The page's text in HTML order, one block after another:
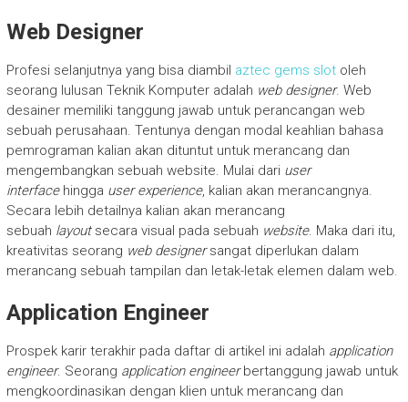
Web Designer
Profesi selanjutnya yang bisa diambil aztec gems slotoleh
seorang lulusan Teknik Komputer adalah web designer. Web
desainer memiliki tanggung jawab untuk perancangan web
sebuah perusahaan. Tentunya dengan modal keahlian bahasa
pemrograman kalian akan dituntut untuk merancang dan
mengembangkan sebuah website. Mulai dari user
interfacehingga user experience, kalian akan merancangnya.
Secara lebih detailnya kalian akan merancang
sebuah layoutsecara visual pada sebuah website. Maka dari itu,
kreativitas seorang web designersangat diperlukan dalam
merancang sebuah tampilan dan letak-letak elemen dalam web.
Application Engineer
Prospek karir terakhir pada daftar di artikel ini adalah application
engineer. Seorang application engineerbertanggung jawab untuk
mengkoordinasikan dengan klien untuk merancang dan